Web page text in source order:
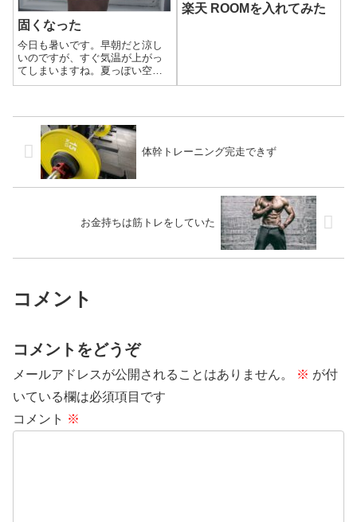
固くなった
今日も暑いです。早朝だと涼し
いのですが、すぐ気温が上がっ
てしまいますね。夏っぽい空気
です。
楽天 ROOMを入れてみた
体幹トレーニング完走できず
お金持ちは筋トレをしていた
コメント
コメントをどうぞ
メールアドレスが公開されることはありません。 ※ が付
いている欄は必須項目です
コメント ※